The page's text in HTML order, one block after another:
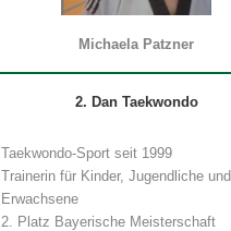
Michaela Patzner
2. Dan Taekwondo
Taekwondo-Sport seit 1999
Trainerin für Kinder, Jugendliche und
Erwachsene
2. Platz Bayerische Meister­schaft